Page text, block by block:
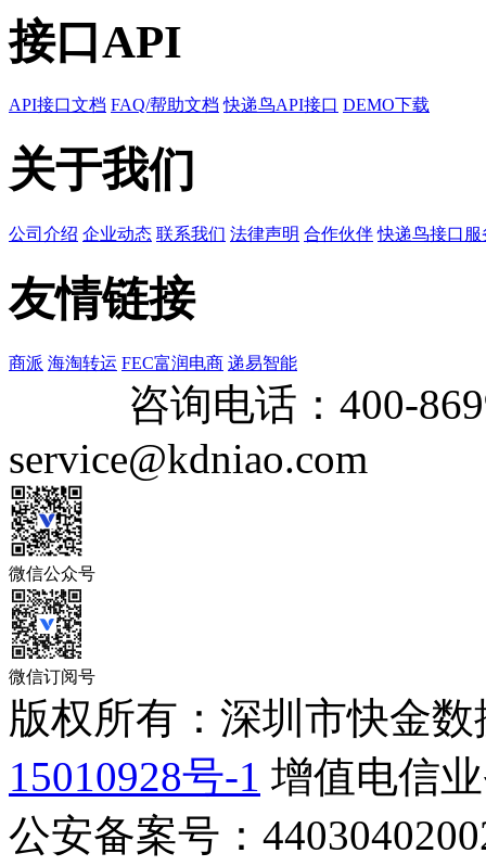
接口API
API接口文档 FAQ/帮助文档 快递鸟API接口 DEMO下载
关于我们
公司介绍 企业动态 联系我们 法律声明 合作伙伴 快递鸟接口服
友情链接
商派 海淘转运 FEC富润电商 递易智能
咨询电话： 400-
service@kdniao.com
微信公众号
微信订阅号
版权所有：深圳市快金
15010928号-1 增值电信
公安备案号：